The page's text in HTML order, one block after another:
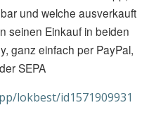
und welche ausverkauft
seinen Einkauf in beiden
ganz einfach per PayPal,
SEPA
lokbest/id1571909931